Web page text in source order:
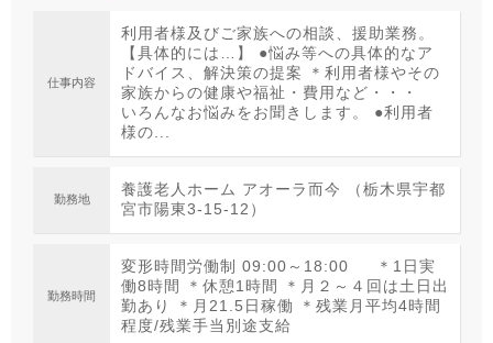
仕事内容
利用者様及びご家族への相談、援助業務。
【具体的には…】 ●悩み等への具体的なア
ドバイス、解決策の提案 ＊利用者様やその
家族からの健康や福祉・費用など・・・
いろんなお悩みをお聞きします。 ●利用者
様の...
勤務地
養護老人ホーム アオーラ而今 （栃木県宇都
宮市陽東3-15-12）
勤務時間
変形時間労働制 09:00～18:00 ＊1日実
働8時間 ＊休憩1時間 ＊月２～４回は土日出
勤あり ＊月21.5日稼働 ＊残業月平均4時間
程度/残業手当別途支給